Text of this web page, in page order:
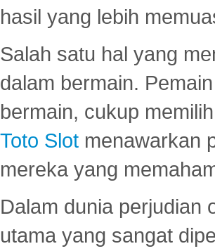
hasil yang lebih
Salah satu hal yang
dalam bermain.
bermain, cukup
Toto Slot menawarkan
mereka yang
Dalam dunia perjudian
utama yang sangat